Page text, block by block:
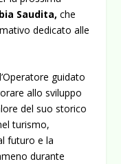
Saudita,che
dedicato alle
guidato
allo sviluppo
del suo storico
turismo,
futuro e la
durante